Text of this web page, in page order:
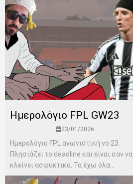
Ημερολόγιο FPL GW23
23/01/2026
Ημερολόγιο FPL αγωνιστική νο 23.
Πλησιάζει το deadline και είναι σαν να
κλείνει ασφυκτικά. Τα έχω όλα...